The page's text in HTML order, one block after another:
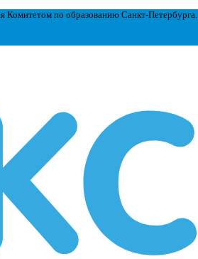
Комитетом по образованию Санкт-Петербурга.